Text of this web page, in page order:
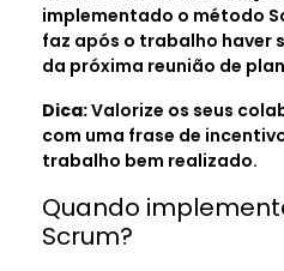
implementado o método
faz após o trabalho haver
da próxima reunião de
Dica:Valorize os seus
com uma frase de
trabalho bem realizado.
Quando
Scrum?